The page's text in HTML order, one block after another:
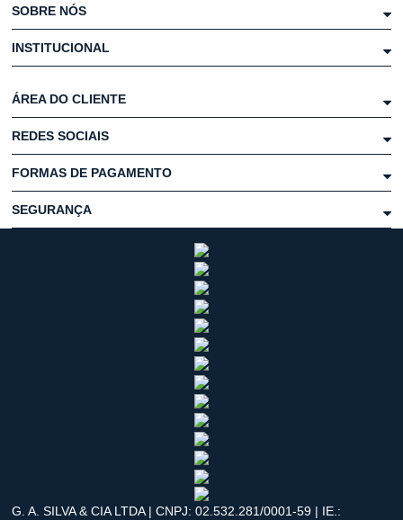
SOBRE NÓS
INSTITUCIONAL
ÁREA DO CLIENTE
REDES SOCIAIS
FORMAS DE PAGAMENTO
SEGURANÇA
G. A. SILVA & CIA LTDA | CNPJ: 02.532.281/0001-59 | IE.: